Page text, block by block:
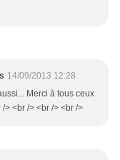
14/09/2013 12:28
Merci à tous ceux
> <br /> <br /> <br />